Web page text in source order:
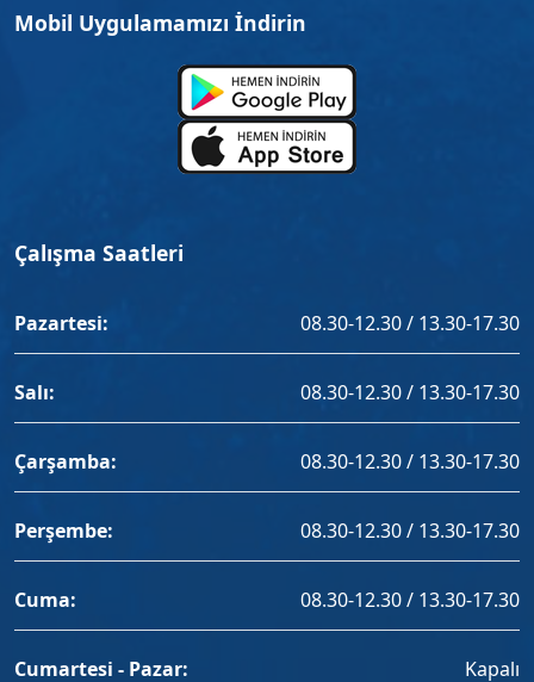
Mobil Uygulamamızı İndirin
Çalışma Saatleri
Pazartesi: 08.30-12.30 / 13.30-17.30
Salı: 08.30-12.30 / 13.30-17.30
Çarşamba: 08.30-12.30 / 13.30-17.30
Perşembe: 08.30-12.30 / 13.30-17.30
Cuma: 08.30-12.30 / 13.30-17.30
Cumartesi - Pazar: Kapalı